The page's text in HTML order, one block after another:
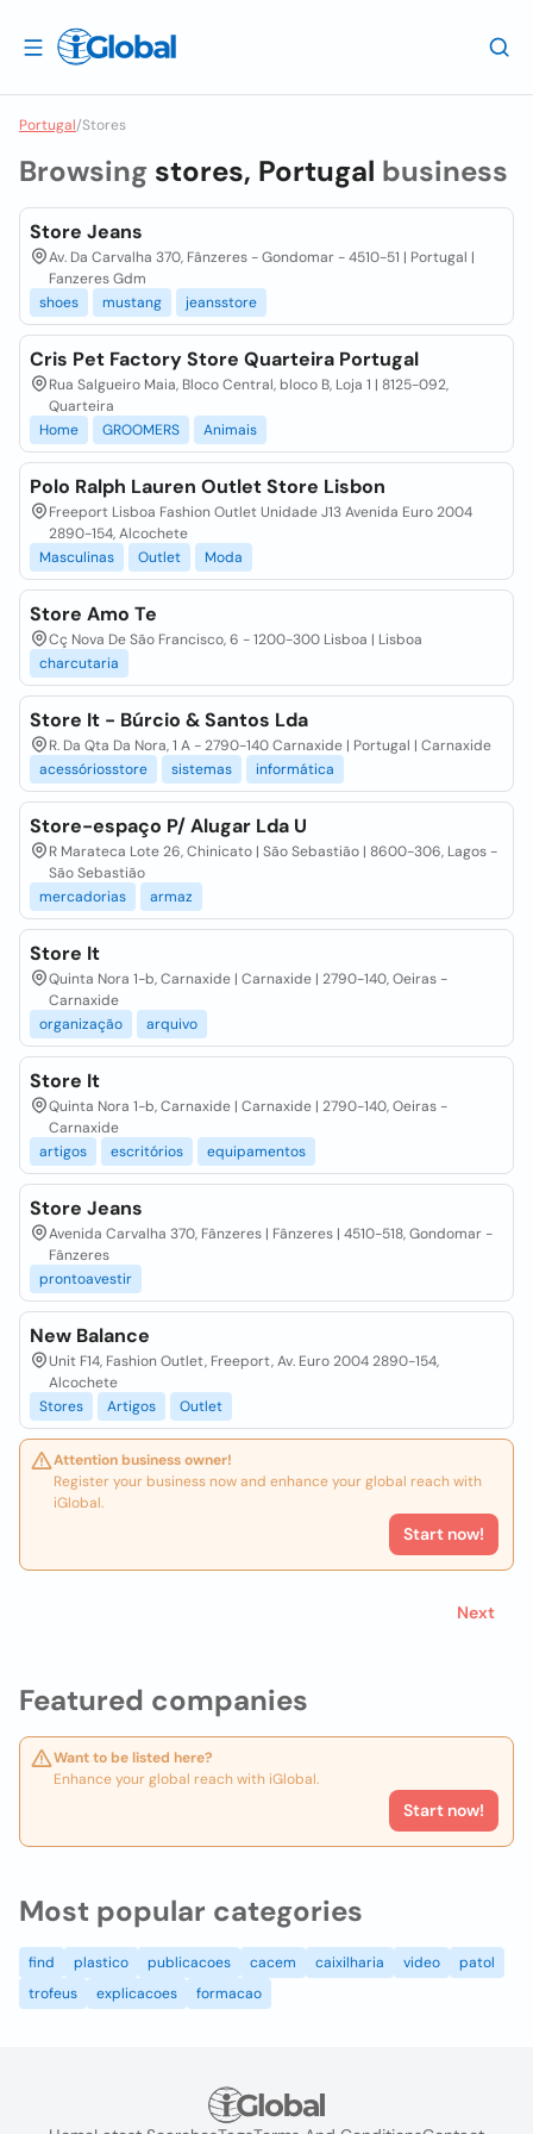
Portugal/Stores
Featured companies
Want to be listed here?
Enhance your global reach with iGlobal.
Start now!
Browsing stores, Portugal business
Store Jeans
Av. Da Carvalha 370, Fânzeres - Gondomar - 4510-51 | Portugal |
Fanzeres Gdm
shoes
mustang jeansstore
Cris Pet Factory Store Quarteira Portugal
Rua Salgueiro Maia, Bloco Central, bloco B, Loja 1 | 8125-092,
Quarteira
Home
GROOMERS Animais
Polo Ralph Lauren Outlet Store Lisbon
Freeport Lisboa Fashion Outlet Unidade J13 Avenida Euro 2004
2890-154, Alcochete
Masculinas
Outlet Moda
Store Amo Te
Cç Nova De São Francisco, 6 - 1200-300 Lisboa | Lisboa
charcutaria
Store It - Búrcio & Santos Lda
R. Da Qta Da Nora, 1 A - 2790-140 Carnaxide | Portugal | Carnaxide
acessóriosstore
sistemas informática
Store-espaço P/ Alugar Lda U
R Marateca Lote 26, Chinicato | São Sebastião | 8600-306, Lagos -
São Sebastião
mercadorias
armaz
Store It
Quinta Nora 1-b, Carnaxide | Carnaxide | 2790-140, Oeiras -
Carnaxide
organização
arquivo
Store It
Quinta Nora 1-b, Carnaxide | Carnaxide | 2790-140, Oeiras -
Carnaxide
artigos
escritórios equipamentos
Store Jeans
Avenida Carvalha 370, Fânzeres | Fânzeres | 4510-518, Gondomar -
Fânzeres
prontoavestir
New Balance
Unit F14, Fashion Outlet, Freeport, Av. Euro 2004 2890-154,
Alcochete
Stores
Artigos Outlet
Attention business owner!
Register your business now and enhance your global reach with
iGlobal.
Start now!
Next
Most popular categories
find plastico publicacoes cacem caixilharia video
patol
trofeus
explicacoes formacao